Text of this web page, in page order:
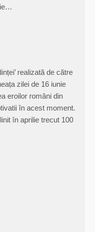
realizată de către
zilei de 16 iunie
eroilor români din
în acest moment.
în aprilie trecut 100